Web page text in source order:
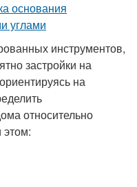
инструментов,
застройки на
на
относительно